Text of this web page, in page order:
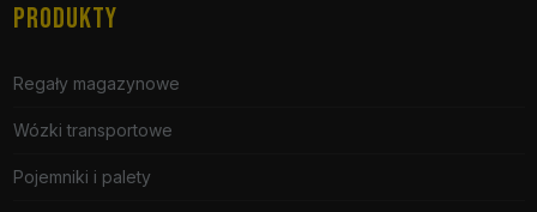
PRODUKTY
Regały magazynowe
Wózki transportowe
Pojemniki i palety